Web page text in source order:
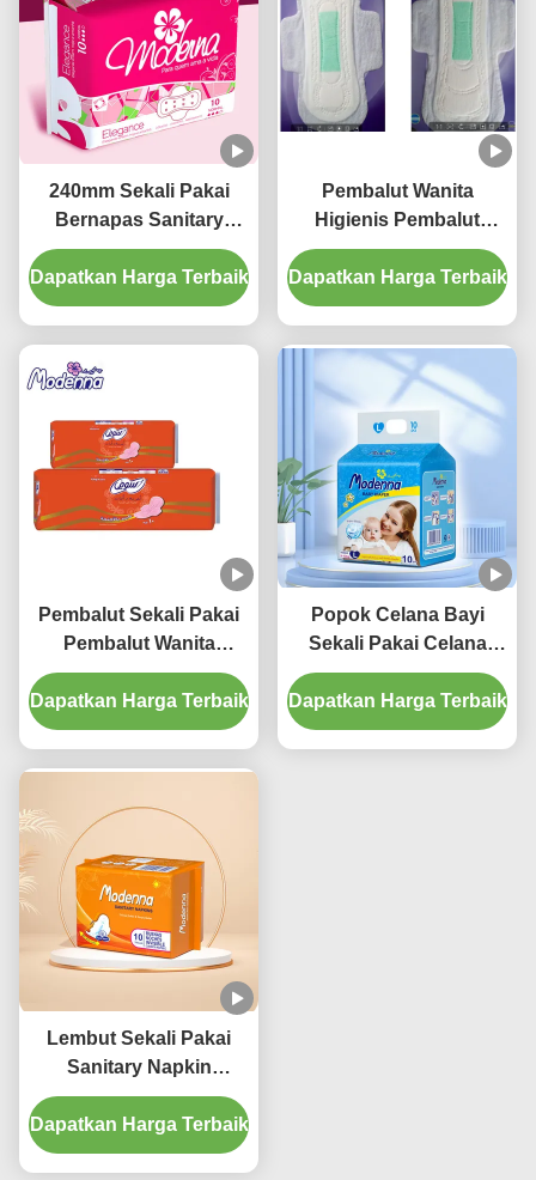
240mm Sekali Pakai
Bernapas Sanitary
Napkins Parfum Daisy
Untuk Penggunaan
Siang Hari
Dapatkan Harga Terbaik
Pembalut Wanita
Higienis Pembalut
Alami Sekali Pakai
Untuk Periode
Dapatkan Harga Terbaik
Pembalut Sekali Pakai
Pembalut Wanita
Bernapas Kapas
Menstrual Pads
Dapatkan Harga Terbaik
Popok Celana Bayi
Sekali Pakai Celana
Popok Katun Bernapas
Ultra Tipis
Dapatkan Harga Terbaik
Lembut Sekali Pakai
Sanitary Napkin
Feminine Heavy Flow
Menstrual Pads
Bernapas
Dapatkan Harga Terbaik